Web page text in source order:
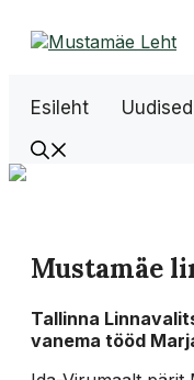
sisu
Esileht Uudised
Mustamäe
Tallinna
vanema tööd